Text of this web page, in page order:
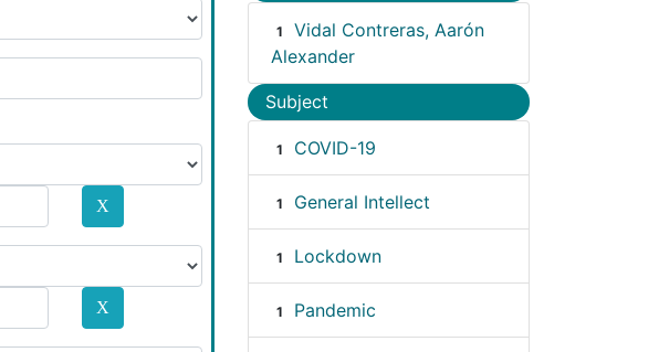
1
Vidal Contreras, Aarón
Alexander
Subject
1 COVID-19
1 General Intellect
1 Lockdown
1 Pandemic